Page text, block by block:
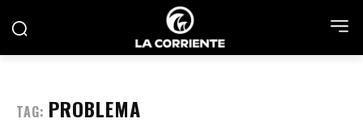
TAG: PROBLEMA